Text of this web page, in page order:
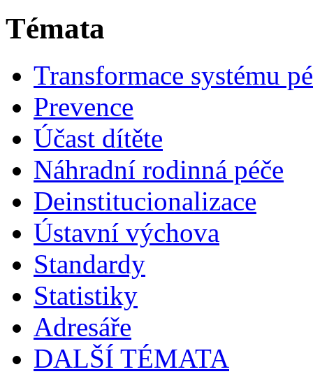
Témata
Transformace systému
Prevence
Účast dítěte
Náhradní rodinná péče
Deinstitucionalizace
Ústavní výchova
Standardy
Statistiky
Adresáře
DALŠÍ TÉMATA